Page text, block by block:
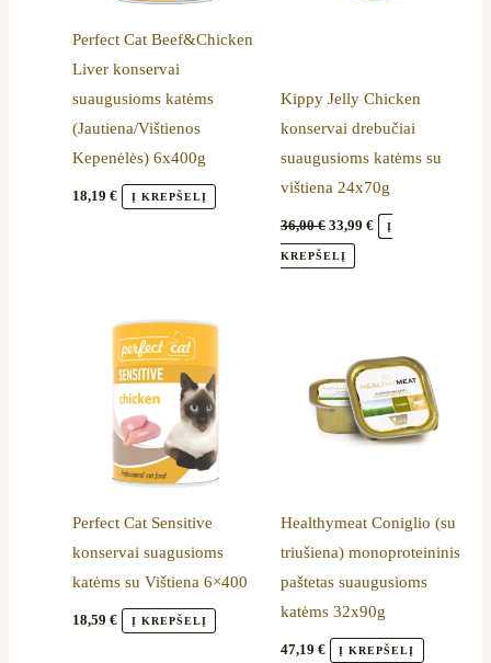
Perfect Cat Beef&Chicken
Liver konservai
suaugusioms katėms
(Jautiena/Vištienos
Kepenėlės) 6x400g
18,19€ Į KREPŠELĮ
Kippy Jelly Chicken
konservai drebučiai
suaugusioms katėms su
vištiena 24x70g
36,00€ 33,99 € Į
KREPŠELĮ
Perfect Cat Sensitive
konservai suagusioms
katėms su Vištiena 6×400
18,59€ Į KREPŠELĮ
Healthymeat Coniglio (su
triušiena) monoproteininis
paštetas suaugusioms
katėms 32x90g
47,19 € Į KREPŠELĮ